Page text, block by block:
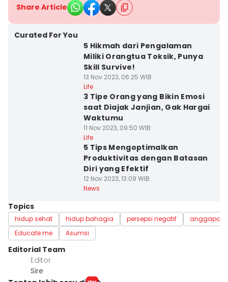
Share Article
Curated For You
5 Hikmah dari Pengalaman
Miliki Orangtua Toksik, Punya
Skill Survive!
13 Nov 2023, 06:25 WIB
Life
3 Tipe Orang yang Bikin Emosi
saat Diajak Janjian, Gak Hargai
Waktumu
11 Nov 2023, 09:50 WIB
Life
5 Tips Mengoptimalkan
Produktivitas dengan Batasan
Diri yang Efektif
12 Nov 2023, 13:09 WIB
News
Topics
hidup sehat hidup bahagia persepsi negatif
anggapan
Educate me
Asumsi
Editorial Team
Editor
Sire